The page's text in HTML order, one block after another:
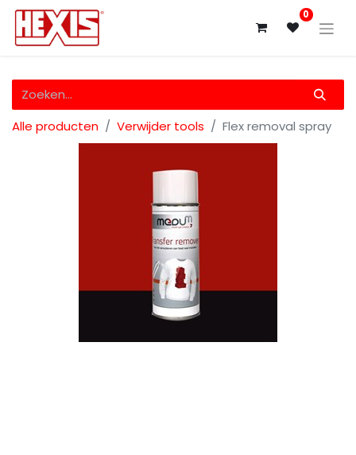
0
Alle producten Verwijder tools Flex removal spray